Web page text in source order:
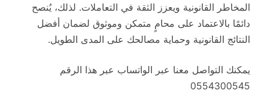
المخاطر القانونية ويعزز الثقة في التعاملات. لذلك، يُنصح
دائمًا بالاعتماد على محامٍ متمكن وموثوق لضمان أفضل
النتائج القانونية وحماية مصالحك على المدى الطويل.
يمكنك التواصل معنا عبر الواتساب عبر هذا الرقم
0554300545